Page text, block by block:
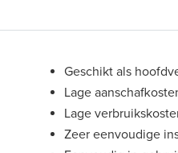
Geschikt als
Lage
Lage
Zeer eenvoudige